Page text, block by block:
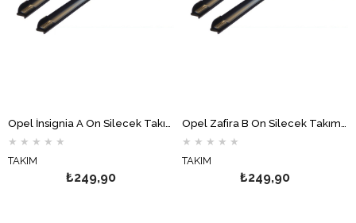
Opel İnsignia A Ön Silecek Takımı Hybrid MAXTEL
★ ★ ★ ★ ★
TAKIM
₺249,90
Opel Zafira B Ön Silecek Takımı Muz MAXTEL
★ ★ ★ ★ ★
TAKIM
₺249,90